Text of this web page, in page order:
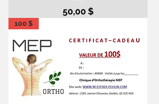
Prix
50,00 $
100 $